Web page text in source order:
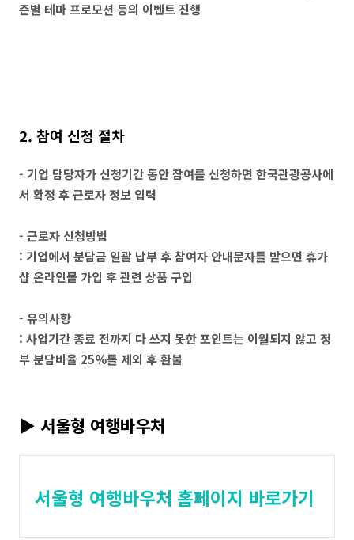
즌별 테마 프로모션 등의 이벤트 진행
2. 참여 신청 절차
- 기업 담당자가 신청기간 동안 참여를 신청하면 한국관광공사에
서 확정 후 근로자 정보 입력
- 근로자 신청방법
: 기업에서 분담금 일괄 납부 후 참여자 안내문자를 받으면 휴가
샵 온라인몰 가입 후 관련 상품 구입
- 유의사항
: 사업기간 종료 전까지 다 쓰지 못한 포인트는 이월되지 않고 정
부 분담비율 25%를 제외 후 환불
▶ 서울형 여행바우처
서울형 여행바우처 홈페이지 바로가기